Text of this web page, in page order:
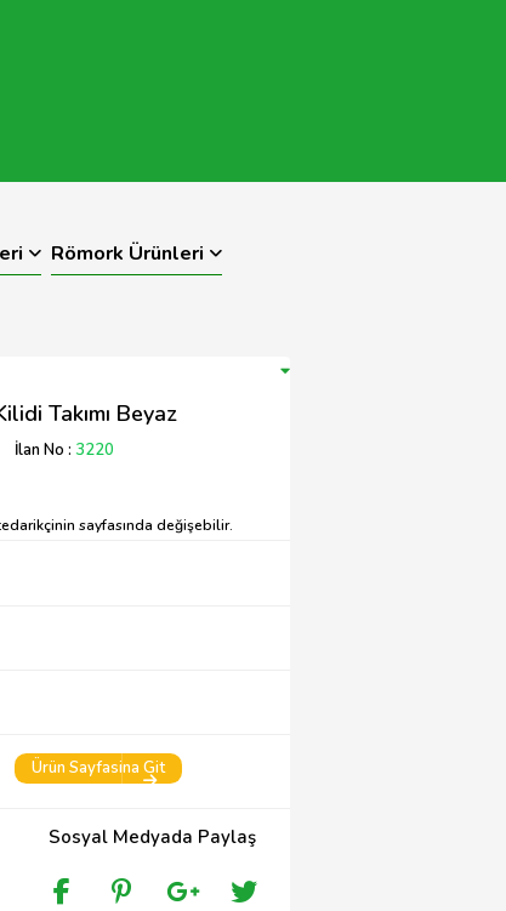
Römork Ürünleri
Takımı Beyaz
İlan No : 3220
sayfasında değişebilir.
Ürün Sayfasina Git
Sosyal Medyada Paylaş